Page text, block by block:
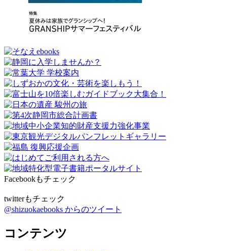
Facebookもチェック
twitterもチェック
@shizuokaebooks からのツイート
コンテンツ